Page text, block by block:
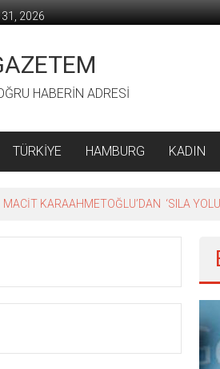
2026
HABERİN ADRESİ
TÜRKİYE HAMBURG KADIN
MACİT KARAAHMETOĞLU’DAN ‘SILA